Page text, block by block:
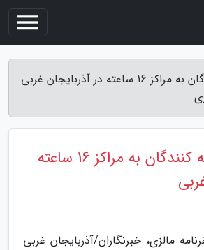
افزایش مراجعه کنندگان به مراکز 16 ساعته در آذربایجان غربی
افزایش مراجعه کنندگان به مراکز 16 ساعته
مالزی، خبرنگاران/آذربایجان غربی